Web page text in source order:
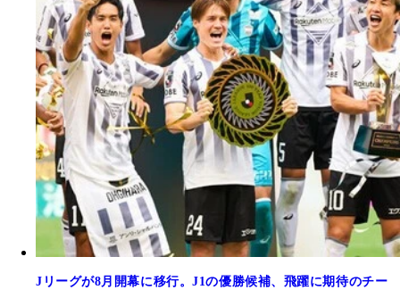
Jリーグが8月開幕に移行。J1の優勝候補、飛躍に期待のチー